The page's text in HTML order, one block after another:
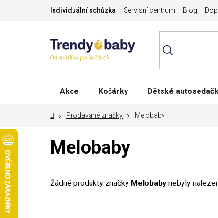
Individuální schůzka Servisní centrum Blog
Akce Kočárky Dětské
DomůProdávané značky Melobaby
Melobaby
Žádné produkty značky Melobaby nebyly